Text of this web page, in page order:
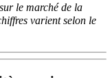
le marché de la
varient selon le